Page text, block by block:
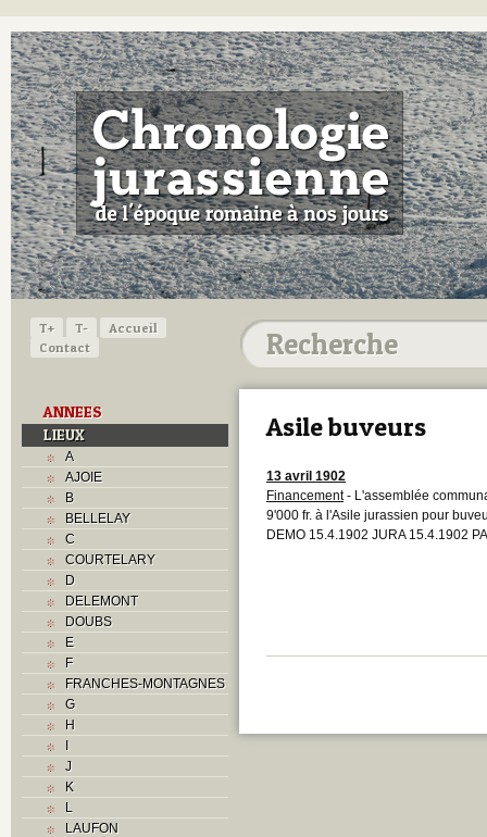
T+ T-
Accueil
Contact
ANNEES
LIEUX
A
AJOIE
B
BELLELAY
C
COURTELARY
D
DELEMONT
DOUBS
E
F
FRANCHES-MONTAGNES
G
H
I
J
K
L
LAUFON
Asile buveurs
13 avril 1902
Financement- L'assemblée
9'000 fr. à l'Asile jurassien pour
DEMO 15.4.1902 JURA 15.4.1902